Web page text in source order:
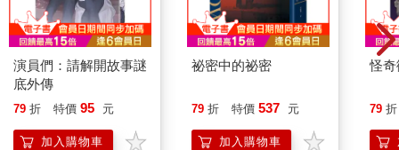
演員們：請解開故事謎
底外傳
79 折 特價 95 元
加入購物車
祕密中的祕密
79 折 特價 537 元
加入購物車
怪
79 折